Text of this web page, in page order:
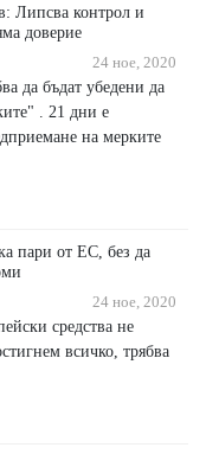
Липсва контрол и
доверие
24 ное, 2020
да бъдат убедени да
. 21 дни е
на мерките
пари от ЕС, без да
24 ное, 2020
средства не
всичко, трябва